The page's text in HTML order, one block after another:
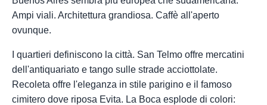
Ampi viali. Architettura grandiosa. Caffè all'aperto
ovunque.
I quartieri definiscono la città. San Telmo offre mercatini
dell'antiquariato e tango sulle strade acciottolate.
Recoleta offre l'eleganza in stile parigino e il famoso
cimitero dove riposa Evita. La Boca esplode di colori: